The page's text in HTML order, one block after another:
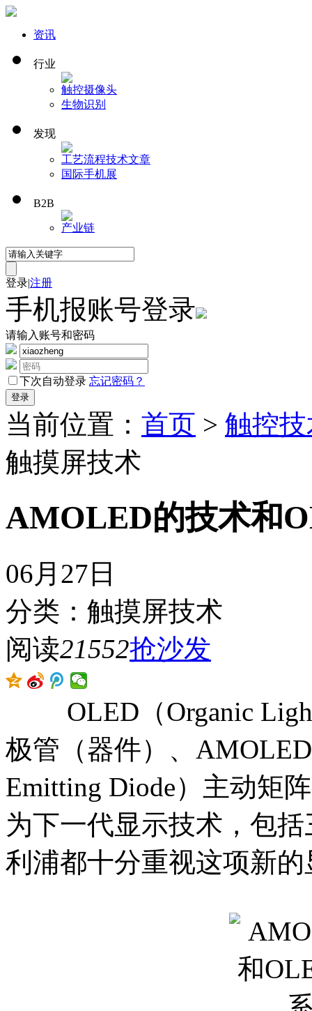
资讯
行业
触控摄像头
生物识别
发现
工艺流程技术文章
国际手机展
B2B
产业链
登录|注册
手机报账号登录
请输入账号和密码
下次自动登录 忘记密码？
当前位置： 首页 > 触控
触摸屏技术
AMOLED的技术和
06月27日
分类：触摸屏技术
阅读21552抢沙发
OLED（Organic Light
极管（器件）、
Emitting Diode）主动矩
为下一代显示技术，包
利浦都十分重视这项新